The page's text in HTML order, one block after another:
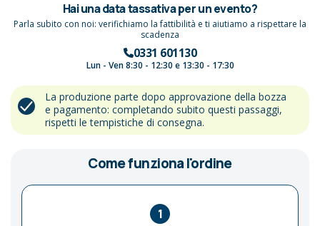
Hai una data tassativa per un evento?
Parla subito con noi: verifichiamo la fattibilità e ti aiutiamo a rispettare la
scadenza
0331 601130
Lun - Ven 8:30 - 12:30 e 13:30 - 17:30
La produzione parte dopo approvazione della bozza
e pagamento: completando subito questi passaggi,
rispetti le tempistiche di consegna.
Come funziona l'ordine
1